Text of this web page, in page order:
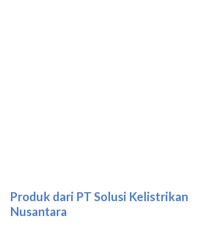
Produk dari PT Solusi Kelistrikan
Nusantara